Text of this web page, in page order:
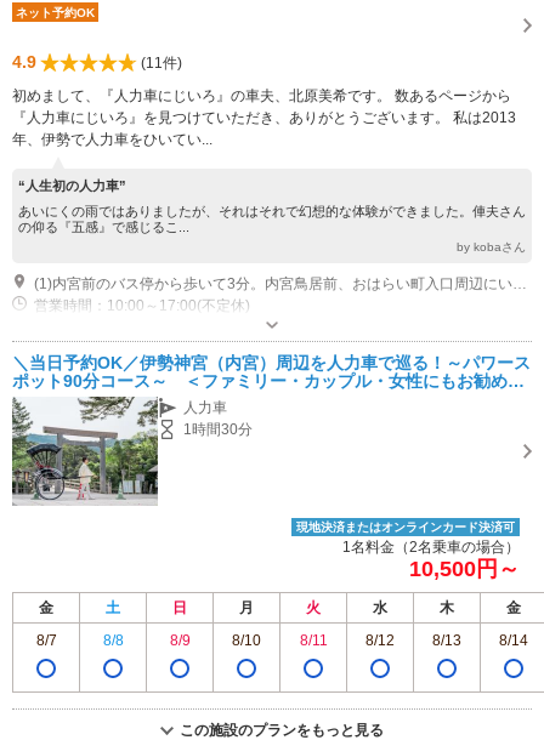
ネット予約OK
4.9
(11件)
初めまして、『人力車にじいろ』の車夫、北原美希です。 数あるページから
『人力車にじいろ』を見つけていただき、ありがとうございます。 私は2013
年、伊勢で人力車をひいてい...
“人生初の人力車”
あいにくの雨ではありましたが、それはそれで幻想的な体験ができました。俥夫さん
の仰る『五感』で感じるこ...
by kobaさん
営業時間：10:00～17:00(不定休)
＼当日予約OK／伊勢神宮（内宮）周辺を人力車で巡る！～パワース
ポット90分コース～ ＜ファミリー・カップル・女性にもお勧め♪
＞
人力車
1時間30分
現地決済またはオンラインカード決済可
1名料金（2名乗車の場合）
10,500円～
金 土 日 月 火 水 木
金
8/7
8/8 8/9 8/10 8/11 8/12 8/13 8/14
この施設のプランをもっと見る